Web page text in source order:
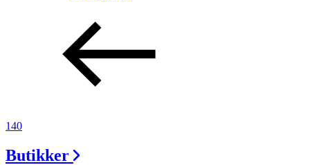
Åpningstider
Ledige stillinger
Magasin
140
Butikker